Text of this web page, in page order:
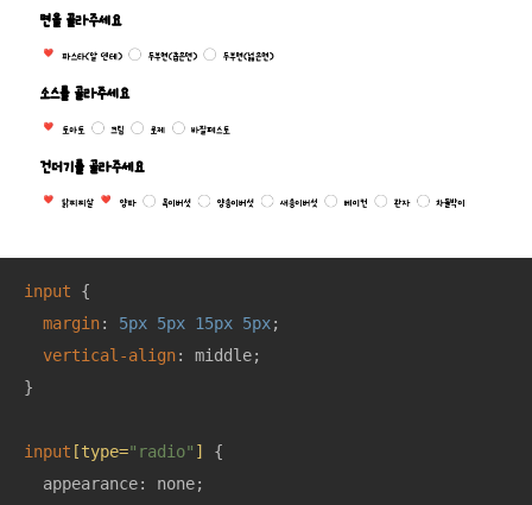
input {
margin: 5px 5px 15px 5px;
vertical-align: middle;
}
input [type="radio" ]
{
  appearance: none;